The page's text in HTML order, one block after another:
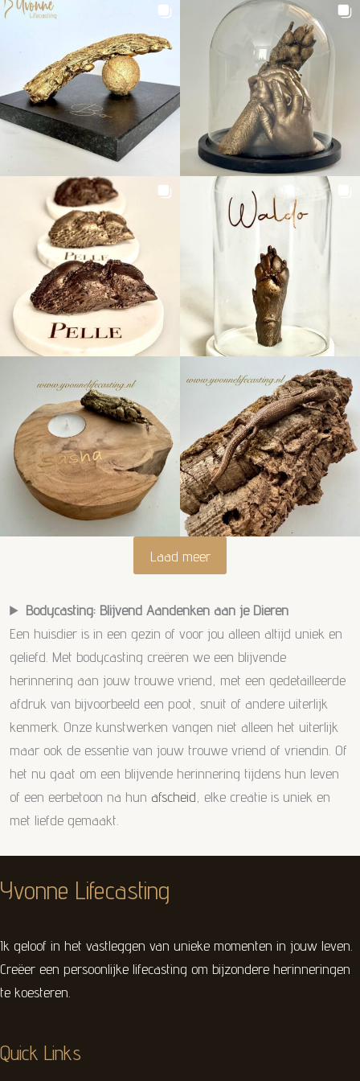
Laad meer
Bodycasting: Blijvend Aandenken aan je Dieren
Een huisdier is in een gezin of voor jou alleen altijd uniek en
geliefd. Met bodycasting creëren we een blijvende
herinnering aan jouw trouwe vriend, met een gedetailleerde
afdruk van bijvoorbeeld een poot, snuit of andere uiterlijk
kenmerk. Onze kunstwerken vangen niet alleen het uiterlijk
maar ook de essentie van jouw trouwe vriend of vriendin. Of
het nu gaat om een blijvende herinnering tijdens hun leven
of een eerbetoon na hun afscheid , elke creatie is uniek en
met liefde gemaakt.
Yvonne Lifecasting
Ik geloof in het vastleggen van unieke momenten in jouw leven.
Creëer een persoonlijke lifecasting om bijzondere herinneringen
te koesteren.
Quick Links